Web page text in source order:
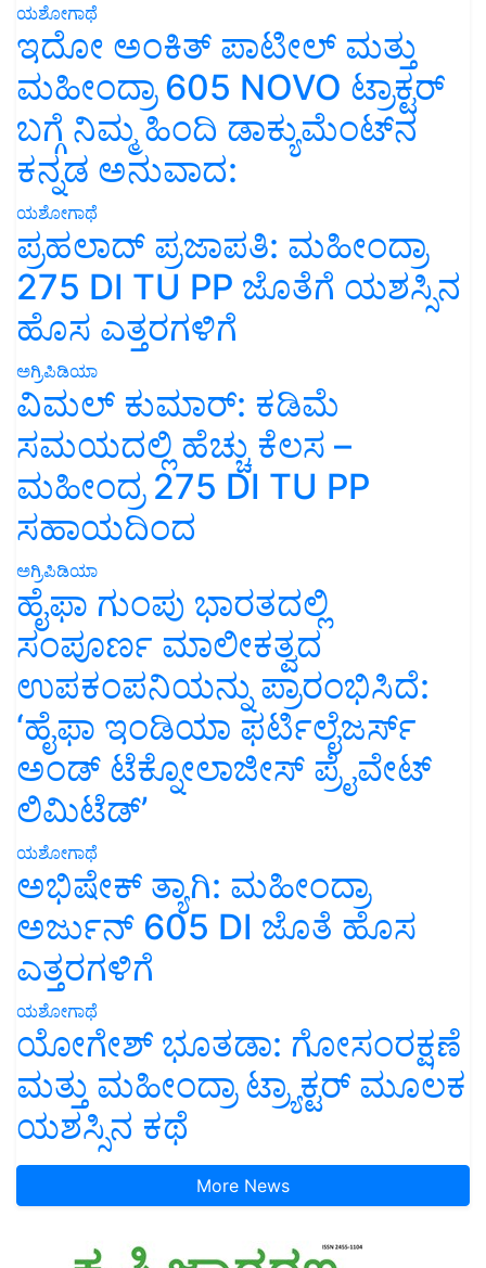
ಯಶೋಗಾಥೆ
ಇದೋ ಅಂಕಿತ್ ಪಾಟೀಲ್ ಮತ್ತು
ಮಹೀಂದ್ರಾ 605 NOVO ಟ್ರಾಕ್ಟರ್
ಬಗ್ಗೆ ನಿಮ್ಮ ಹಿಂದಿ ಡಾಕ್ಯುಮೆಂಟ್‌ನ
ಕನ್ನಡ ಅನುವಾದ:
ಯಶೋಗಾಥೆ
ಪ್ರಹಲಾದ್ ಪ್ರಜಾಪತಿ: ಮಹೀಂದ್ರಾ
275 DI TU PP ಜೊತೆಗೆ ಯಶಸ್ಸಿನ
ಹೊಸ ಎತ್ತರಗಳಿಗೆ
ಅಗ್ರಿಪಿಡಿಯಾ
ವಿಮಲ್ ಕುಮಾರ್: ಕಡಿಮೆ
ಸಮಯದಲ್ಲಿ ಹೆಚ್ಚು ಕೆಲಸ –
ಮಹೀಂದ್ರ 275 DI TU PP
ಸಹಾಯದಿಂದ
ಅಗ್ರಿಪಿಡಿಯಾ
ಹೈಫಾ ಗುಂಪು ಭಾರತದಲ್ಲಿ
ಸಂಪೂರ್ಣ ಮಾಲೀಕತ್ವದ
ಉಪಕಂಪನಿಯನ್ನು ಪ್ರಾರಂಭಿಸಿದೆ:
‘ಹೈಫಾ ಇಂಡಿಯಾ ಫರ್ಟಿಲೈಜರ್ಸ್
ಅಂಡ್ ಟೆಕ್ನೋಲಾಜೀಸ್ ಪ್ರೈವೇಟ್
ಲಿಮಿಟೆಡ್’
ಯಶೋಗಾಥೆ
ಅಭಿಷೇಕ್ ತ್ಯಾಗಿ: ಮಹೀಂದ್ರಾ
ಅರ್ಜುನ್ 605 DI ಜೊತೆ ಹೊಸ
ಎತ್ತರಗಳಿಗೆ
ಯಶೋಗಾಥೆ
ಯೋಗೇಶ್ ಭೂತಡಾ: ಗೋಸಂರಕ್ಷಣೆ
ಮತ್ತು ಮಹೀಂದ್ರಾ ಟ್ರ್ಯಾಕ್ಟರ್ ಮೂಲಕ
ಯಶಸ್ಸಿನ ಕಥೆ
More News